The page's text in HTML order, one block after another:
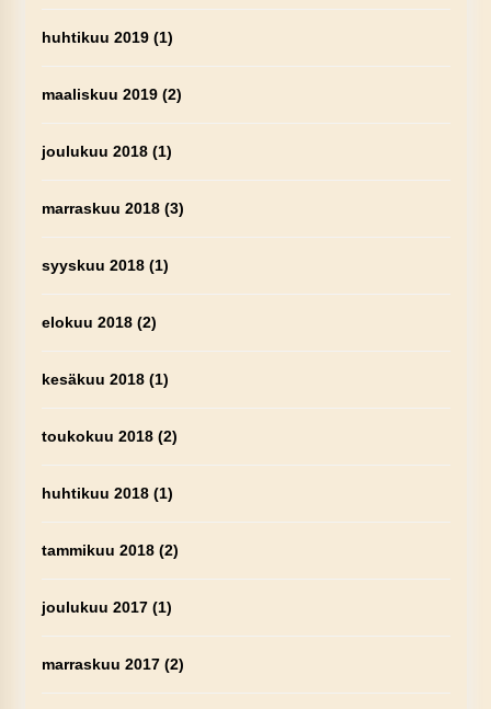
huhtikuu 2019(1)
maaliskuu 2019(2)
joulukuu 2018(1)
marraskuu 2018(3)
syyskuu 2018(1)
elokuu 2018(2)
kesäkuu 2018(1)
toukokuu 2018(2)
huhtikuu 2018(1)
tammikuu 2018(2)
joulukuu 2017(1)
marraskuu 2017(2)